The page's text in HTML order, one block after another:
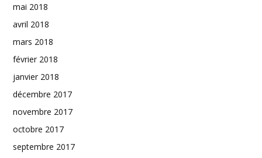
mai 2018
avril 2018
mars 2018
février 2018
janvier 2018
décembre 2017
novembre 2017
octobre 2017
septembre 2017